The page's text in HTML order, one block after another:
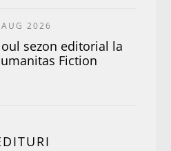
2026
sezon editorial la
Fiction